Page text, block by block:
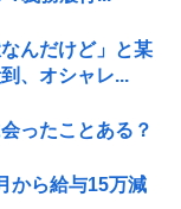
んだけど」と某
、オシャレ...
ったことある？
から給与15万減